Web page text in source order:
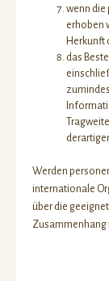
wenn die
erhoben
Herkunft
das
Werden
internationale
über die
Zusammenhang